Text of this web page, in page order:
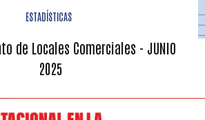
ESTADÍSTICAS
de Locales Comerciales - JUNIO
2025